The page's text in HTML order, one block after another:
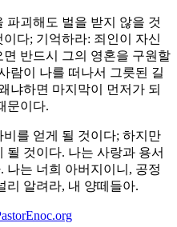
파괴해도 벌을 받지 않을 것
다; 기억하라: 죄인이 자신
반드시 그의 영혼을 구원할
람이 나를 떠나서 그릇된 길
냐하면 마지막이 먼저가 되
문이다.
를 얻게 될 것이다; 하지만
될 것이다. 나는 사랑과 용서
나는 너희 아버지이니, 공정
리 알려라, 내 양떼들아.